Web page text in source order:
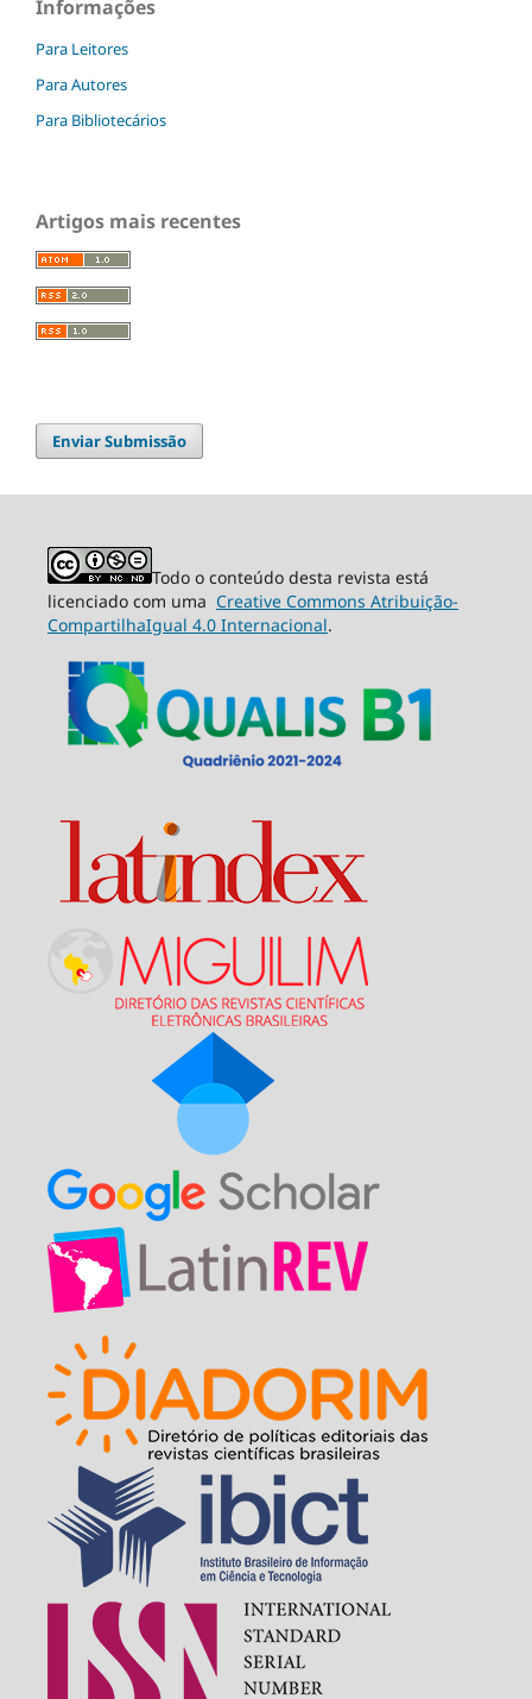
Informações
Para Leitores
Para Autores
Para Bibliotecários
Artigos mais recentes
Enviar Submissão
Todo o conteúdo desta revista está
licenciado com uma Creative Commons Atribuição-
CompartilhaIgual 4.0 Internacional.